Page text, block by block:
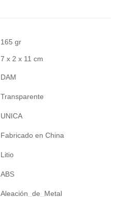
165 gr
7 x 2 x 11 cm
DAM
Transparente
UNICA
Fabricado en China
Litio
ABS
Aleación_de_Metal